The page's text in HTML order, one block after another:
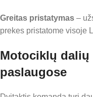
Greitas pristatymas –
prekes pristatome visoje
Motociklų dalių
paslaugose